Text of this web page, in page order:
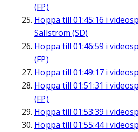
(FP)
Hoppa till 01:45:16 i
Sällström (SD)
Hoppa till 01:46:59 i
(FP)
Hoppa till 01:49:17 i
Hoppa till 01:51:31 i
(FP)
Hoppa till 01:53:39 i
Hoppa till 01:55:44i